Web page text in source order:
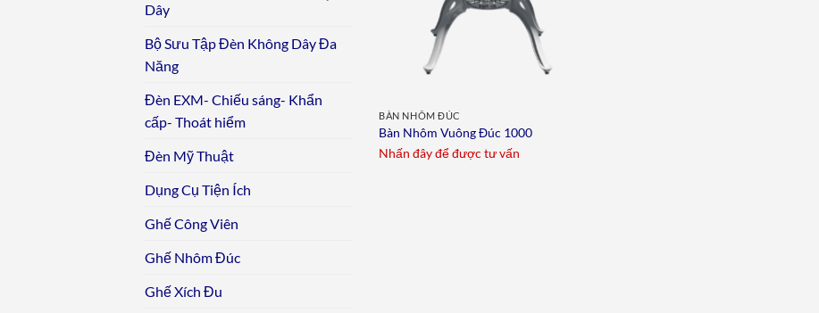
Dây
Bộ Sưu Tập Đèn Không Dây Đa
Năng
Đèn EXM- Chiếu sáng- Khẩn
cấp- Thoát hiểm
Đèn Mỹ Thuật
Dụng Cụ Tiện Ích
Ghế Công Viên
Ghế Nhôm Đúc
Ghế Xích Đu
BÀN NHÔM ĐÚC
Bàn Nhôm Vuông Đúc 1000
Nhấn đây để được tư vấn